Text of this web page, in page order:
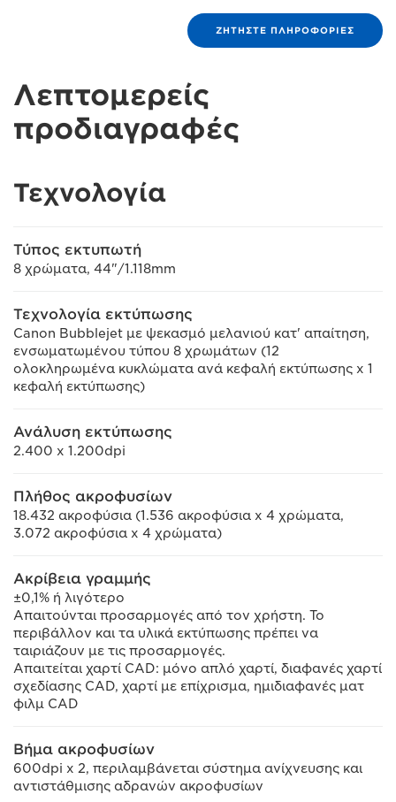
ΖΗΤΉΣΤΕ ΠΛΗΡΟΦΟΡΊΕΣ
Λεπτομερείς
προδιαγραφές
Τεχνολογία
Τύπος εκτυπωτή
8 χρώματα, 44"/1.118mm
Τεχνολογία εκτύπωσης
Canon Bubblejet με ψεκασμό μελανιού κατ' απαίτηση,
ενσωματωμένου τύπου 8 χρωμάτων (12
ολοκληρωμένα κυκλώματα ανά κεφαλή εκτύπωσης x 1
κεφαλή εκτύπωσης)
Ανάλυση εκτύπωσης
2.400 x 1.200dpi
Πλήθος ακροφυσίων
18.432 ακροφύσια (1.536 ακροφύσια x 4 χρώματα,
3.072 ακροφύσια x 4 χρώματα)
Ακρίβεια γραμμής
±0,1% ή λιγότερο
Απαιτούνται προσαρμογές από τον χρήστη. Το
περιβάλλον και τα υλικά εκτύπωσης πρέπει να
ταιριάζουν με τις προσαρμογές.
Απαιτείται χαρτί CAD: μόνο απλό χαρτί, διαφανές χαρτί
σχεδίασης CAD, χαρτί με επίχρισμα, ημιδιαφανές ματ
φιλμ CAD
Βήμα ακροφυσίων
600dpi x 2, περιλαμβάνεται σύστημα ανίχνευσης και
αντιστάθμισης αδρανών ακροφυσίων